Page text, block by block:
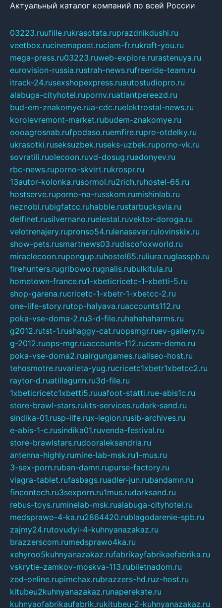
Актуальный каталог компаний по всей России
03223.ruufille.rukrasotata.ruprazdnikdushi.ru
veetbox.rucinemapost.ruciam-fr.rukraft-you.ru
mega-press.ru03223.ruweb-explore.rurastenuya.ru
eurovision-russia.rustrah-news.rufreeride-team.ru
itrack-24.rusexshopexpress.ruautostudiopro.ru
alabuga-cityhotel.rupornv.ruatlantpereezd.ru
bud-em-znakomye.rua-cdc.ruelektrostal-news.ru
korolevremont-market.rubudem-znakomye.ru
oooagrosnab.rufpodaso.ruemfire.rupro-otdelky.ru
ukrasotki.ruseksuzbek.ruseks-uzbek.ruporno-vk.ru
sovratili.ruolecoon.ruvd-dosug.ruadonyev.ru
rbc-news.ruporno-skvirt.rukrospr.ru
13autor-kolonka.rusormol.ru2rich.ruhostel-65.ru
hostserve.ruporno-na-russkom.rumishinlab.ru
neznobi.rubigfatcc.ruhabble.rustarbucksvia.ru
delfinet.rusilvernano.ruelestal.ruvektor-doroga.ru
velotrenajery.rupronso54.rulenasever.rulovinskix.ru
show-pets.rusmartnews03.rudiscofoxworld.ru
miraclecoon.rupongup.ruhostel65.ruliura.ruglasspb.ru
firehunters.rugribowo.rugnalis.rubulkitula.ru
hometown-france.ru1-xbeticricetc-1-xbetti-5.ru
shop-garena.rucricetc-1-xbetr-1-xbetcc-2.ru
one-life-story.rutop-halyava.ruaccounts112.ru
poka-vse-doma-2.ru3-d-file.ruhahahaharms.ru
g2012.rutst-1.rushaggy-cat.ruopsmgr.ruev-gallery.ru
g-2012.ruops-mgr.ruaccounts-112.rucsm-demo.ru
poka-vse-doma2.ruairgungames.ruallseo-host.ru
tehosmotre.ruvarieta-yug.rucricetc1xbetr1xbetcc2.ru
raytor-d.ruatillagunn.ru3d-file.ru
1xbeticricetc1xbetti5.ruuafoot-statti.rue-abis1c.ru
store-brawl-stars.rukts-services.rudark-sand.ru
sindika-01.rusp-life.rux-legion.rusib-archives.ru
e-abis-1-c.rusindika01.ruvenda-festival.ru
store-brawlstars.rudooraleksandria.ru
antenna-highly.rumine-lab-msk.ru1-mus.ru
3-sex-porn.ruban-damn.rupurse-factory.ru
viagra-tablet.rufasbags.ruadler-jun.rubandamn.ru
fincontech.ru3sexporn.ru1mus.rudarksand.ru
rebus-toys.ruminelab-msk.rualabuga-cityhotel.ru
medsprawo-4-ka.ru2864420.rublagodarenie-spb.ru
zajmy24.rutovudyi-4-kuhnyanazakaz.ru
brazzerscom.rumedsprawo4ka.ru
xehyroo5kuhnyanazakaz.rufabrikayfabrikaefabrika.ru
vskrytie-zamkov-moskva-113.rubiletnadom.ru
zed-online.rupimchax.rubrazzers-hd.ruz-host.ru
kitubeu2kuhnyanazakaz.runaperekate.ru
kuhnyaofabrikaufabrik.rukitubeu-2-kuhnyanazakaz.ru